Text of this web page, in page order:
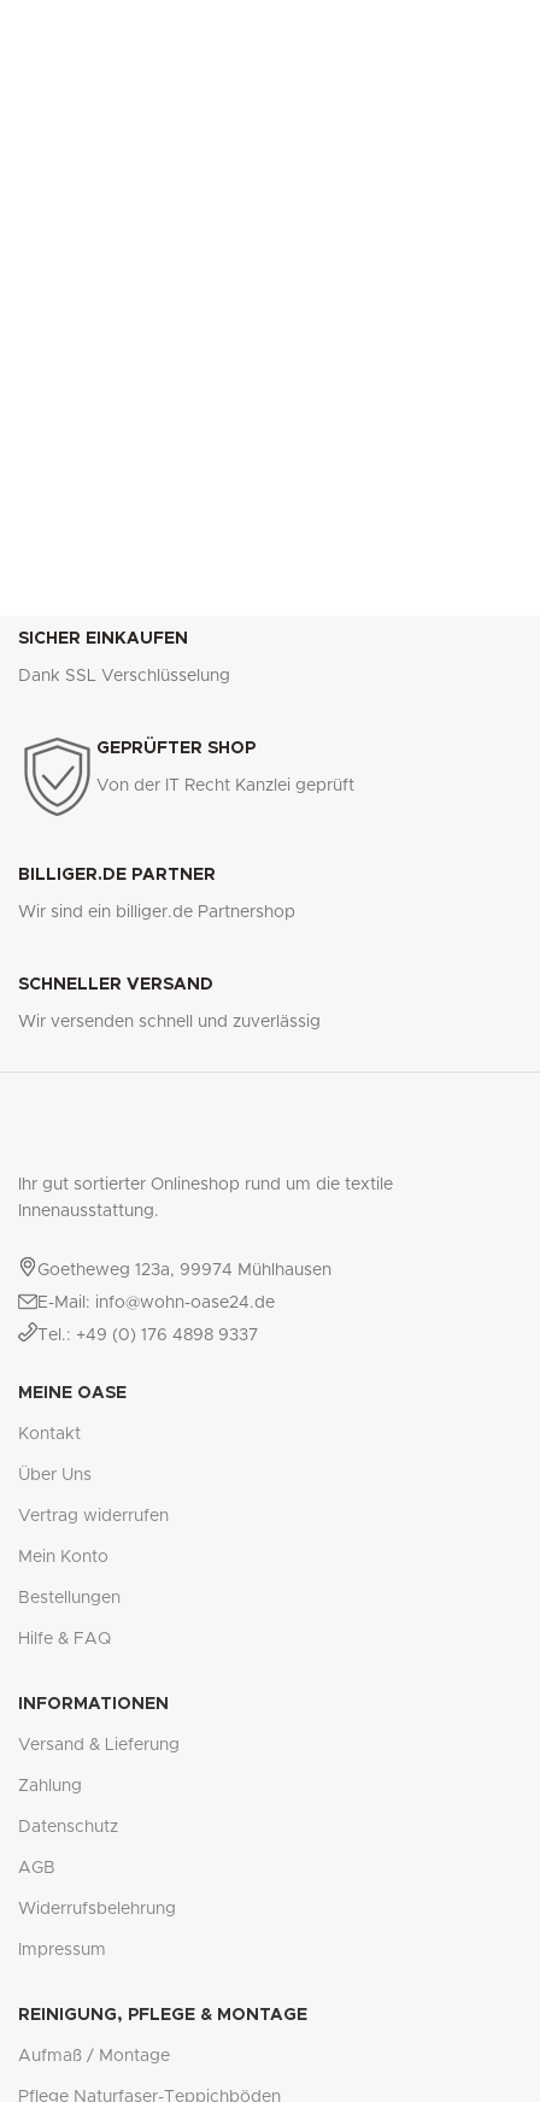
SICHER EINKAUFEN
Dank SSL Verschlüsselung
GEPRÜFTER SHOP
Von der IT Recht Kanzlei geprüft
BILLIGER.DE PARTNER
Wir sind ein billiger.de Partnershop
SCHNELLER VERSAND
Wir versenden schnell und zuverlässig
Ihr gut sortierter Onlineshop rund um die textile
Innenausstattung.
Goetheweg 123a, 99974 Mühlhausen
E-Mail: info@wohn-oase24.de
Tel.: +49 (0) 176 4898 9337
MEINE OASE
Kontakt
Über Uns
Vertrag widerrufen
Mein Konto
Bestellungen
Hilfe & FAQ
INFORMATIONEN
Versand & Lieferung
Zahlung
Datenschutz
AGB
Widerrufsbelehrung
Impressum
REINIGUNG, PFLEGE & MONTAGE
Aufmaß / Montage
Pflege Naturfaser-Teppichböden